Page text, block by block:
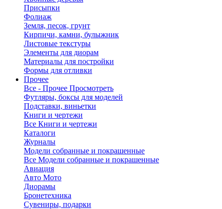
Присыпки
Фолиаж
Земля, песок, грунт
Кирпичи, камни, булыжник
Листовые текстуры
Элементы для диорам
Материалы для постройки
Формы для отливки
Прочее
Все - Прочее Просмотреть
Футляры, боксы для моделей
Подставки, виньетки
Книги и чертежи
Все Книги и чертежи
Каталоги
Журналы
Модели собранные и покрашенные
Все Модели собранные и покрашенные
Авиация
Авто Мото
Диорамы
Бронетехника
Сувениры, подарки